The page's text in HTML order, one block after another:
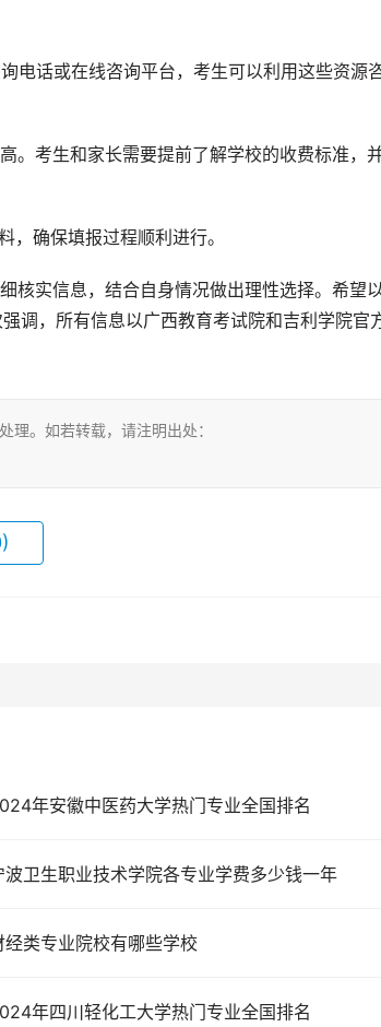
电话或在线咨询平台，考生可以利用这些资源
。考生和家长需要提前了解学校的收费标准，
，确保填报过程顺利进行。
调，所有信息以广西教育考试院和吉利学院官
理。如若转载，请注明出处：
年安徽中医药大学热门专业全国排名
波卫生职业技术学院各专业学费多少钱一年
经类专业院校有哪些学校
年四川轻化工大学热门专业全国排名